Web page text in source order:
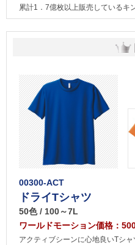
累計1．7億枚以上販売しているキ
00300-ACT
ドライTシャツ
50色 / 100～7L
ワールドモーション価格：
アクティブシーンに心地良いTシャ